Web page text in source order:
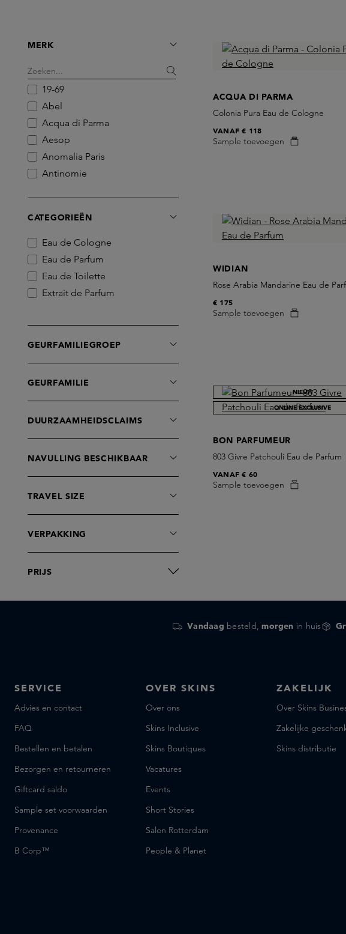
MERK
19-69
Abel
Acqua di Parma
Aesop
Anomalia Paris
Antinomie
BORNTOSTANDOUT
Birkholz
Bon Parfumeur
Brume Orpin
CLEAN BEAUTY
Casamorati
Chris Collins
Diptyque
Dries Van Noten
EX NIHILO
Ella K Parfums
Escentric Molecules
Fugazzi
Kilian Paris
L'Artisan Parfumeur
La petite Madeleine
L’atelier Parfum
MALIN+GOETZ
Maison Francis Kurkdjian
MarieJeanne
CATEGORIEËN
Eau de Cologne
Eau de Parfum
Eau de Toilette
Extrait de Parfum
GEURFAMILIEGROEP
GEURFAMILIE
DUURZAAMHEIDSCLAIMS
NAVULLING BESCHIKBAAR
TRAVEL SIZE
VERPAKKING
PRIJS
ACQUA DI PARMA
Colonia Pura Eau de Cologne
Sample toevoegen
VANAF€ 118
WIDIAN
Rose Arabia Mandarine Eau de
Sample toevoegen
€ 175
NIEUW
ONLINE EXCLUSIVE
BON PARFUMEUR
803 Givre Patchouli Eau de Parfum
Sample toevoegen
VANAF€ 60
Vandaag besteld,morgen in huis
SERVICE
Advies en contact
FAQ
Bestellen en betalen
Bezorgen en retourneren
Giftcard saldo
Sample set voorwaarden
Provenance
B Corp™
OVER SKINS
Over ons
Skins Inclusive
Skins Boutiques
Vacatures
Events
Short Stories
Salon Rotterdam
People & Planet
ZAKELIJK
Over Skins
Zakelijke
Skins distributie